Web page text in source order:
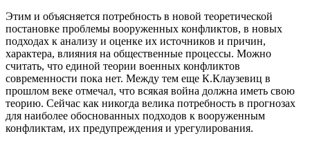
Этим и объясняется потребность в новой теоретической
постановке проблемы вооруженных конфликтов, в новых
подходах к анализу и оценке их источников и причин,
характера, влияния на общественные процессы. Можно
считать, что единой теории военных конфликтов
современности пока нет. Между тем еще К.Клаузевиц в
прошлом веке отмечал, что всякая война должна иметь свою
теорию. Сейчас как никогда велика потребность в прогнозах
для наиболее обоснованных подходов к вооруженным
конфликтам, их пpедупpеждения и урегулирования.